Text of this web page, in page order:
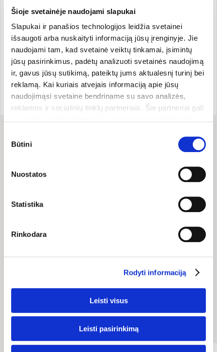
Šioje svetainėje naudojami slapukai
Slapukai ir panašios technologijos leidžia svetainei
išsaugoti arba nuskaityti informaciją jūsų įrenginyje. Jie
naudojami tam, kad svetainė veiktų tinkamai, įsimintų
jūsų pasirinkimus, padėtų analizuoti svetainės naudojimą
ir, gavus jūsų sutikimą, pateiktų jums aktualesnį turinį bei
reklamą. Kai kuriais atvejais informaciją apie jūsų
naudojimąsi svetaine bendriname su savo analizės,
reklamos ir socialinių tinklų partneriais. Šie partneriai gali
pasirinkti, su kuriomis slapukų kategorijomis sutinkate.
Savo sutikimą galite bet kada pakeisti arba atšaukti
atsisakius tam tikrų slapukų dalis svetainės funkcijų gali
pasirinkimas
Būtini
Nuostatos
Statistika
Rinkodara
Rodyti informaciją
Leisti visus
Leisti pasirinkimą
Grynasis kiekis 41 g. Plastikiniame buteliuke
užsukamu dangteliu.
Gamintojas
Prekės ženklo šalis:
Vokietija
Prekės kodas:ZEIN8153
EAN kodas:426008538153
Sudėtis
hidroksipropilmetilceliuliozė, lipnumą reguliuojanti medžiaga
riebalų rūgščių magnio druskos (augalinės kilmės).
straipsniai